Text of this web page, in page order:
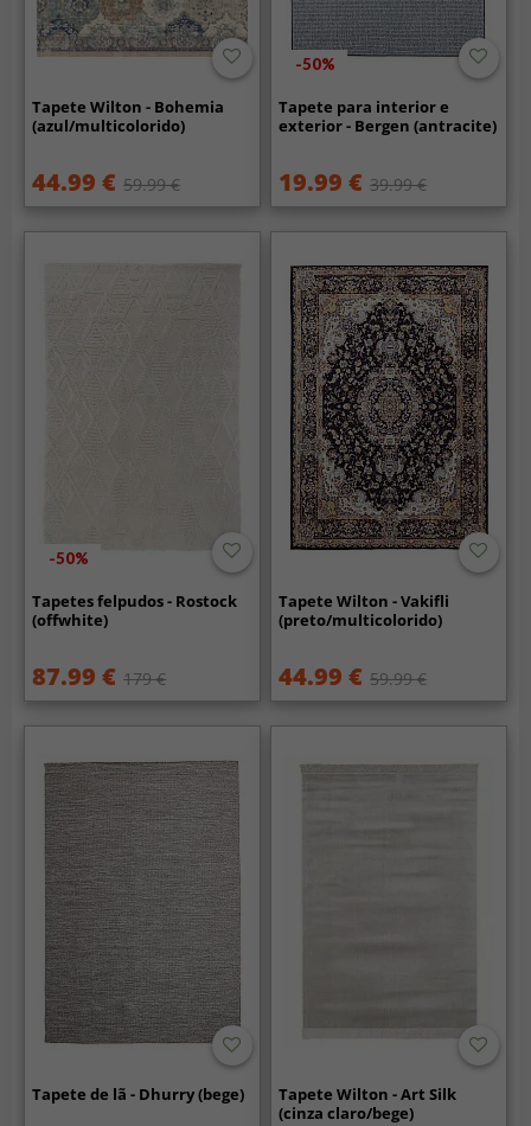
Tapete Wilton - Bohemia
(azul/multicolorido)
44.99 € 59.99 €
-50%
Tapete para interior e
exterior - Bergen (antracite)
19.99 € 39.99 €
-50%
Tapetes felpudos - Rostock
(offwhite)
87.99 € 179 €
Tapete Wilton - Vakifli
(preto/multicolorido)
44.99 € 59.99 €
Tapete de lã - Dhurry (bege)
Tapete Wilton - Art Silk
(cinza claro/bege)